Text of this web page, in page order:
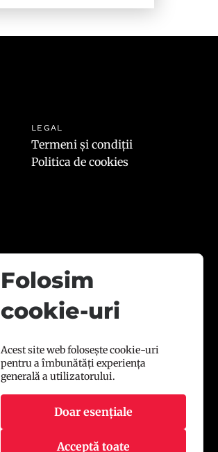
LEGAL
Termeni și condiții
Politica de cookies
Folosim
cookie-uri
Acest site web folosește cookie-uri
pentru a îmbunătăți experiența
generală a utilizatorului.
Doar esențiale
Acceptă toate